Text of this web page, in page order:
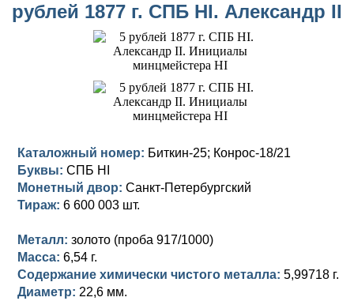
Золотые червонцы
Памятные и юбилейные
Золото
Германская оккупация
Памятные и донативные
Александр III (1881-1894)
Памятные и донативные
Александр II (1855-1881)
Для Финляндии
Памятные и донативные
Николай I (1825-1855)
Медь
Для Грузии
Русско-Польские
Для Польши
Александр I (1801-1825)
Серебро
Медь
Для Грузии
Для Польши
Золото
Серебро
Медь
Екатерина II (1762-1796)
Золото
Серебро
Медь
Петр III (1762)
Елизавета I (1741-1762)
Золото
Иоанн Антонович (1740-1741)
рублей 1877 г. СПБ НІ. Александр II
Каталожный номер: Биткин-25; Конрос-18/21
Буквы: СПБ НІ
Монетный двор: Санкт-Петербургский
Тираж: 6 600 003 шт.
Металл: золото (проба 917/1000)
Масса: 6,54 г.
Содержание химически чистого металла: 5,99718 г.
Диаметр: 22,6 мм.